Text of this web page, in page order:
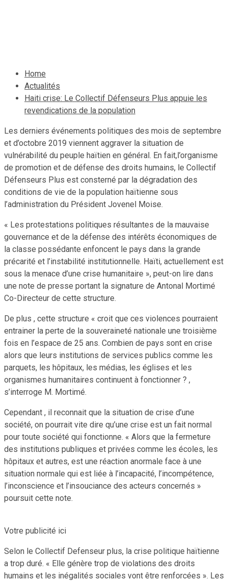
Home
Actualités
Haiti crise: Le Collectif Défenseurs Plus appuie les
revendications de la population
Les derniers événements politiques des mois de septembre
et d’octobre 2019 viennent aggraver la situation de
vulnérabilité du peuple haïtien en général. En fait,l’organisme
de promotion et de défense des droits humains, le Collectif
Défenseurs Plus est consterné par la dégradation des
conditions de vie de la population haïtienne sous
l’administration du Président Jovenel Moise.
« Les protestations politiques résultantes de la mauvaise
gouvernance et de la défense des intérêts économiques de
la classe possédante enfoncent le pays dans la grande
précarité et l’instabilité institutionnelle. Haïti, actuellement est
sous la menace d’une crise humanitaire », peut-on lire dans
une note de presse portant la signature de Antonal Mortimé
Co-Directeur de cette structure.
De plus , cette structure « croit que ces violences pourraient
entrainer la perte de la souveraineté nationale une troisième
fois en l’espace de 25 ans. Combien de pays sont en crise
alors que leurs institutions de services publics comme les
parquets, les hôpitaux, les médias, les églises et les
organismes humanitaires continuent à fonctionner ? ,
s’interroge M. Mortimé.
Cependant , il reconnait que la situation de crise d’une
société, on pourrait vite dire qu’une crise est un fait normal
pour toute société qui fonctionne. « Alors que la fermeture
des institutions publiques et privées comme les écoles, les
hôpitaux et autres, est une réaction anormale face à une
situation normale qui est liée à l’incapacité, l’incompétence,
l’inconscience et l’insouciance des acteurs concernés »
poursuit cette note.
Votre publicité ici
Selon le Collectif Defenseur plus, la crise politique haïtienne
a trop duré. « Elle génère trop de violations des droits
humains et les inégalités sociales vont être renforcées ». Les